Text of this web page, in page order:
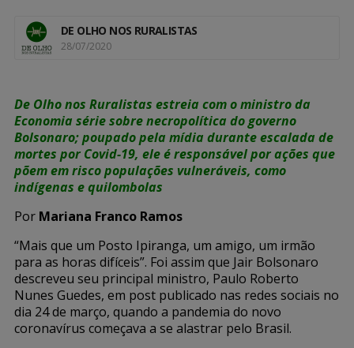
DE OLHO NOS RURALISTAS
28/07/2020
De Olho nos Ruralistas estreia com o ministro da
Economia série sobre necropolítica do governo
Bolsonaro; poupado pela mídia durante escalada de
mortes por Covid-19, ele é responsável por ações que
põem em risco populações vulneráveis, como
indígenas e quilombolas
Por Mariana Franco Ramos
“Mais que um Posto Ipiranga, um amigo, um irmão
para as horas difíceis”. Foi assim que Jair Bolsonaro
descreveu seu principal ministro, Paulo Roberto
Nunes Guedes, em post publicado nas redes sociais no
dia 24 de março, quando a pandemia do novo
coronavírus começava a se alastrar pelo Brasil.